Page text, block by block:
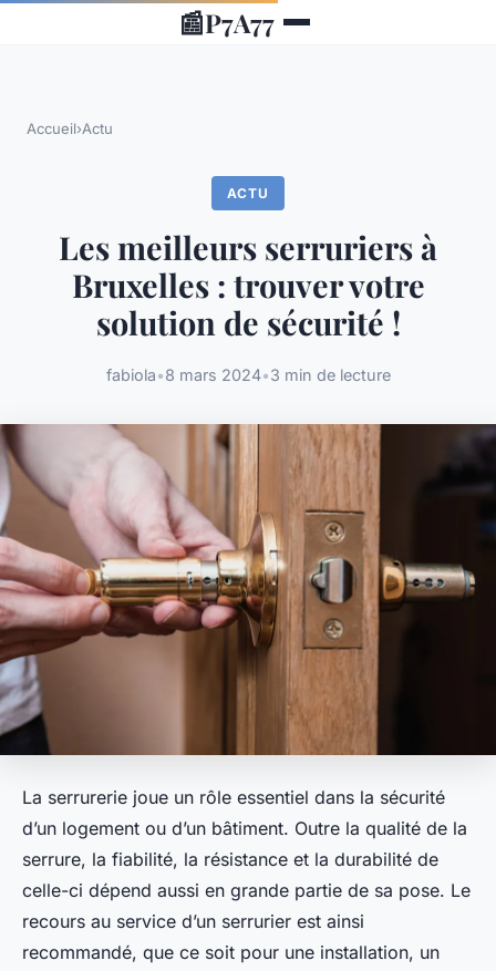
📰P7A77
Accueil›Actu
ACTU
Les meilleurs serruriers à
Bruxelles : trouver votre
solution de sécurité !
fabiola•8 mars 2024•3 min de lecture
La serrurerie joue un rôle essentiel dans la sécurité
d’un logement ou d’un bâtiment. Outre la qualité de la
serrure, la fiabilité, la résistance et la durabilité de
celle-ci dépend aussi en grande partie de sa pose. Le
recours au service d’un serrurier est ainsi
recommandé, que ce soit pour une installation, un